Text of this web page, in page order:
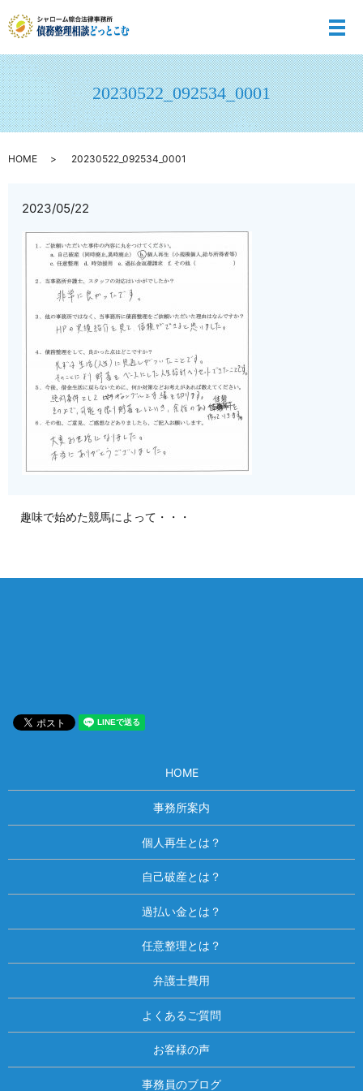
メ
20230522_092534_0001
HOME 20230522_092534_0001
2023/05/22
趣味で始めた競馬によって・・・
HOME
事務所案内
個人再生とは？
自己破産とは？
過払い金とは？
任意整理とは？
弁護士費用
よくあるご質問
お客様の声
事務員のブログ